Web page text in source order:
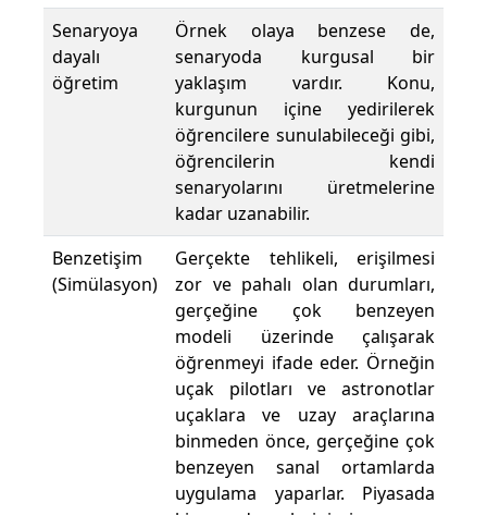
Senaryoya
dayalı
öğretim
Örnek olaya benzese de,
senaryoda kurgusal bir
yaklaşım vardır. Konu,
kurgunun içine yedirilerek
öğrencilere sunulabileceği gibi,
öğrencilerin kendi
senaryolarını üretmelerine
kadar uzanabilir.
Benzetişim
(Simülasyon)
Gerçekte tehlikeli, erişilmesi
zor ve pahalı olan durumları,
gerçeğine çok benzeyen
modeli üzerinde çalışarak
öğrenmeyi ifade eder. Örneğin
uçak pilotları ve astronotlar
uçaklara ve uzay araçlarına
binmeden önce, gerçeğine çok
benzeyen sanal ortamlarda
uygulama yaparlar. Piyasada